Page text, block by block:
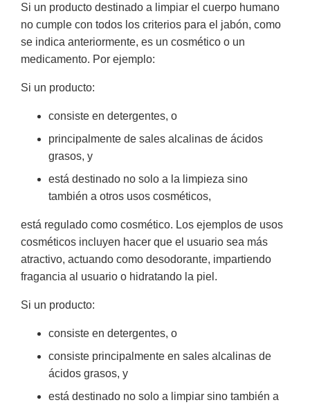
Si un producto destinado a limpiar el cuerpo humano
no cumple con todos los criterios para el jabón, como
se indica anteriormente, es un cosmético o un
medicamento. Por ejemplo:
Si un producto:
consiste en detergentes, o
principalmente de sales alcalinas de ácidos
grasos, y
está destinado no solo a la limpieza sino
también a otros usos cosméticos,
está regulado como cosmético. Los ejemplos de usos
cosméticos incluyen hacer que el usuario sea más
atractivo, actuando como desodorante, impartiendo
fragancia al usuario o hidratando la piel.
Si un producto:
consiste en detergentes, o
consiste principalmente en sales alcalinas de
ácidos grasos, y
está destinado no solo a limpiar sino también a